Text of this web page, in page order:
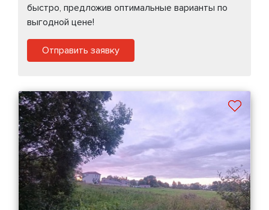
быстро, предложив оптимальные варианты по
выгодной цене!
Отправить заявку